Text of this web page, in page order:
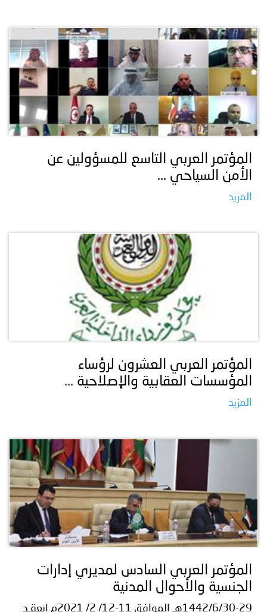
المؤتمر العربي التاسع للمسؤولين عن
الأمن السياحي ...
المزيد
المؤتمر العربي العشرون لرؤساء
المؤسسات العقابية والإصلاحية ...
المزيد
المؤتمر العربي السادس لمديري إدارات
الجنسية والأحوال المدنية
1442/6/30-29هـ الموافق 11-12/ 2/ 2021م انعقـد